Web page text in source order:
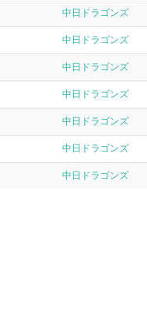
中日ドラゴンズ
中日ドラゴンズ
中日ドラゴンズ
中日ドラゴンズ
中日ドラゴンズ
中日ドラゴンズ
中日ドラゴンズ